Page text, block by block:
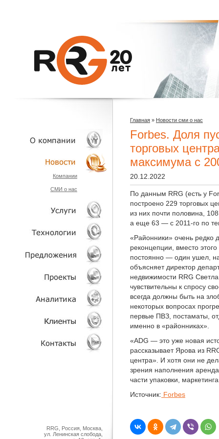
О КОМПАНИИ
НОВОСТИ
Компании
СМИ о нас
УСЛУГИ
ТЕХНОЛОГИИ
ОБЪЕКТЫ
ПРОЕКТЫ
АНАЛИТИКА
КЛИЕНТЫ
Главная » Новости сми о нас
Forbes. Доля
торговых
максимума с
20.12.2022
По данным RRG (есть у
построено 229 торговых
из них почти половина,
а еще 63 — с 2011-го по
«Районники» очень редко
реконцепции, вместо
постоянно — один ушел,
объясняет директор
недвижимости RRG
чувствительны к спросу
всегда должны быть на
некоторых вопросах
первые ПВЗ, постаматы,
именно в «районниках».
«ADG — это уже новая
рассказывает Ярова из
центра». И хотя они не
зрения наполнения
части упаковки,
Источник: Forbes
RRG, Россия, Москва,
ул. Ленинская слобода,